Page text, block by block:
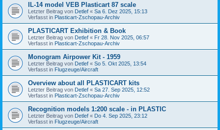
IL-14 model VEB Plasticart 87 scale
Letzter Beitrag von Detlef « Sa 6. Dez 2025, 15:13
Verfasst in Plasticart-Zschopau-Archiv
PLASTICART Exhibition & Book
Letzter Beitrag von Detlef « Fr 28. Nov 2025, 06:57
Verfasst in Plasticart-Zschopau-Archiv
Monogram Airpower Kit - 1959
Letzter Beitrag von Detlef « So 5. Okt 2025, 13:54
Verfasst in Flugzeuge/Aircraft
Overview about all PLASTICART kits
Letzter Beitrag von Detlef « Sa 27. Sep 2025, 12:52
Verfasst in Plasticart-Zschopau-Archiv
Recognition models 1:200 scale - in PLASTIC
Letzter Beitrag von Detlef « Do 4. Sep 2025, 23:12
Verfasst in Flugzeuge/Aircraft